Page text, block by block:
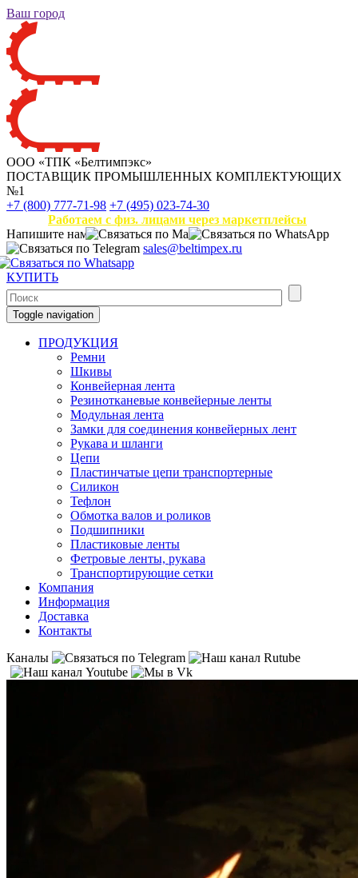
Ваш город
ООО «ТПК «Белтимпэкс»
ПОСТАВЩИК ПРОМЫШЛЕННЫХ КОМПЛЕКТУЮЩИХ
№1
+7 (800) 777-71-98 +7 (495) 023-74-30
Работаем с физ. лицами через маркетплейсы
Напишите нам
sales@beltimpex.ru
КУПИТЬ
Toggle navigation
ПРОДУКЦИЯ
Ремни
Шкивы
Конвейерная лента
Резинотканевые конвейерные ленты
Модульная лента
Замки для соединения конвейерных лент
Рукава и шланги
Цепи
Пластинчатые цепи транспортерные
Силикон
Тефлон
Обмотка валов и роликов
Подшипники
Пластиковые ленты
Фетровые ленты, рукава
Транспортирующие сетки
Компания
Информация
Доставка
Контакты
Каналы